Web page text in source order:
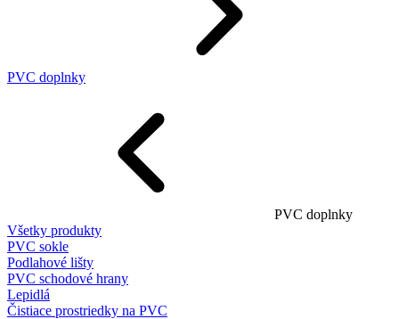
PVC doplnky
PVC doplnky
Všetky produkty
PVC sokle
Podlahové lišty
PVC schodové hrany
Lepidlá
Čistiace prostriedky na PVC